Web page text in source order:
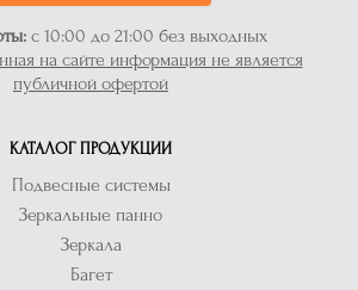
с 10:00 до 21:00 без выходных
на сайте информация не является
публичной офертой
КАТАЛОГ ПРОДУКЦИИ
Подвесные системы
Зеркальные панно
Зеркала
Багет